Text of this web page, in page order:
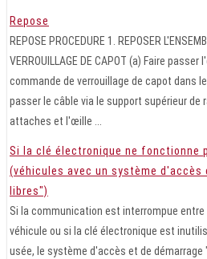
Repose
REPOSE PROCEDURE 1. REPOSER
VERROUILLAGE DE CAPOT (a) Faire
commande de verrouillage de capot dans
passer le câble via le support supérieur de
attaches et l'œille ...
Si la clé électronique ne fonctionne
(véhicules avec un système d'accès
libres")
Si la communication est interrompue
véhicule ou si la clé électronique est
usée, le système d'accès et de